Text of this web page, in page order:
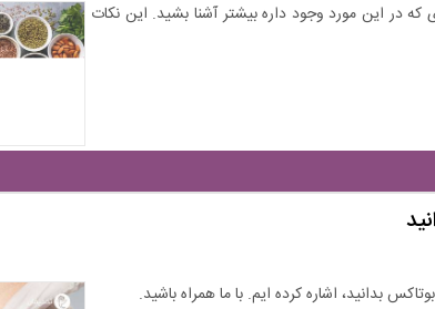
که در این مورد وجود داره بیشتر آشنا بشید. این نکات
بدانید، اشاره کرده ایم. با ما همراه باشید.